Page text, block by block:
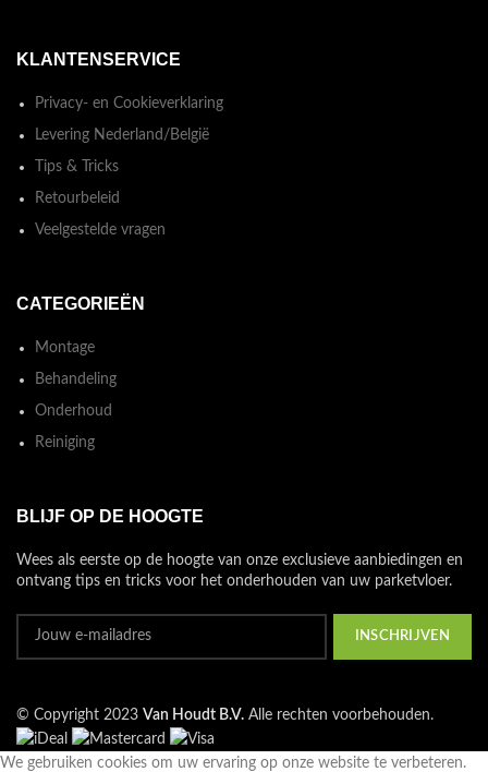
KLANTENSERVICE
Privacy- en Cookieverklaring
Levering Nederland/België
Tips & Tricks
Retourbeleid
Veelgestelde vragen
CATEGORIEËN
Montage
Behandeling
Onderhoud
Reiniging
BLIJF OP DE HOOGTE
Wees als eerste op de hoogte van onze exclusieve aanbiedingen en
ontvang tips en tricks voor het onderhouden van uw parketvloer.
© Copyright 2023 Van Houdt B.V. Alle rechten voorbehouden.
We gebruiken cookies om uw ervaring op onze website te verbeteren.